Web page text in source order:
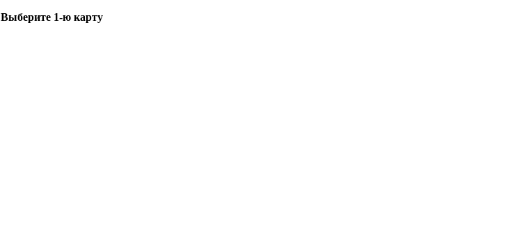
Выберите 1-ю карту